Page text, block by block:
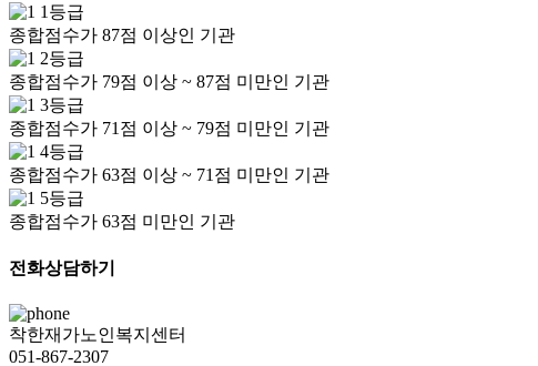
1등급
종합점수가 87점 이상인 기관
2등급
종합점수가 79점 이상 ~ 87점 미만인 기관
3등급
종합점수가 71점 이상 ~ 79점 미만인 기관
4등급
종합점수가 63점 이상 ~ 71점 미만인 기관
5등급
종합점수가 63점 미만인 기관
전화상담하기
착한재가노인복지센터
051-867-2307